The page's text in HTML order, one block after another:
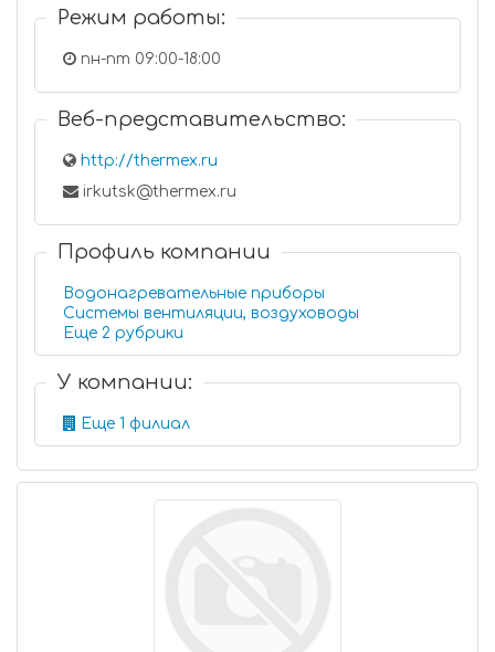
Режим работы:
пн-пт 09:00-18:00
Веб-представительство:
http://thermex.ru
irkutsk@thermex.ru
Профиль компании
Водонагревательные приборы
Системы вентиляции, воздуховоды
Еще 2 рубрики
У компании:
Еще 1 филиал